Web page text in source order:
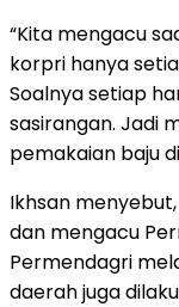
“Kita mengacu
korpri hanya
Soalnya setiap
sasirangan. Jadi
pemakaian baju
Ikhsan
dan mengacu
Permendagri
daerah juga